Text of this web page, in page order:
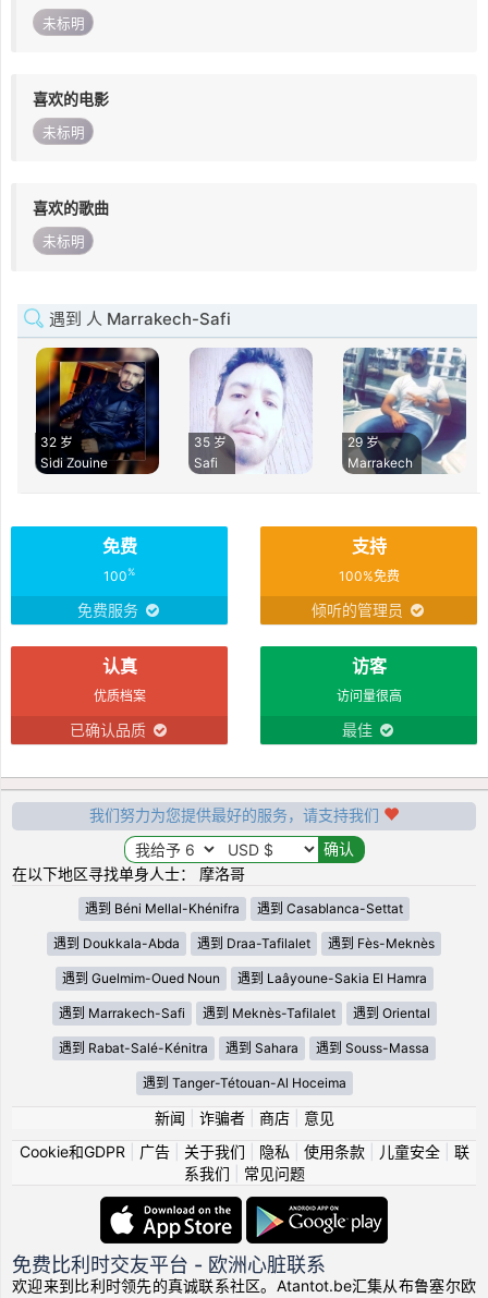
未标明
喜欢的电影
未标明
喜欢的歌曲
未标明
遇到 人 Marrakech-Safi
32 岁
Sidi Zouine
35 岁
Safi
29 岁
Marrakech
免费
100%
免费服务
支持
100%免费
倾听的管理员
认真
优质档案
已确认品质
访客
访问量很高
最佳
我们努力为您提供最好的服务，请支持我们
在以下地区寻找单身人士： 摩洛哥
遇到 Béni Mellal-Khénifra 遇到 Casablanca-Settat
遇到 Doukkala-Abda 遇到 Draa-Tafilalet 遇到 Fès-Meknès
遇到 Guelmim-Oued Noun 遇到 Laâyoune-Sakia El Hamra
遇到 Marrakech-Safi 遇到 Meknès-Tafilalet 遇到 Oriental
遇到 Rabat-Salé-Kénitra 遇到 Sahara 遇到 Souss-Massa
遇到 Tanger-Tétouan-Al Hoceima
新闻 诈骗者| 商店| 意见
Cookie和GDPR
广告| 关于我们 隐私 使用条款| 儿童安全| 联
系我们
常见问题
免费比利时交友平台 - 欧洲心脏联系
欢迎来到比利时领先的真诚联系社区。Atantot.be汇集从布鲁塞尔欧